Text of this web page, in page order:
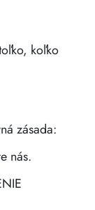
koľko
zásada:
nás.